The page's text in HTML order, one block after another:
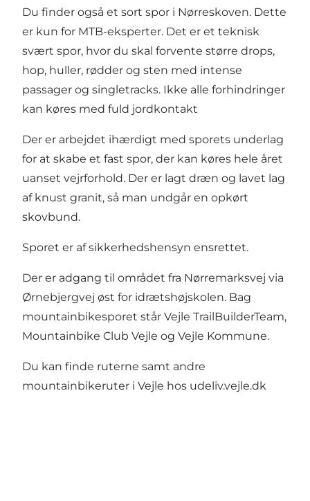
Du finder også et sort spor i Nørreskoven. Dette
er kun for MTB-eksperter. Det er et teknisk
svært spor, hvor du skal forvente større drops,
hop, huller, rødder og sten med intense
passager og singletracks. Ikke alle forhindringer
kan køres med fuld jordkontakt
Der er arbejdet ihærdigt med sporets underlag
for at skabe et fast spor, der kan køres hele året
uanset vejrforhold. Der er lagt dræn og lavet lag
af knust granit, så man undgår en opkørt
skovbund.
Sporet er af sikkerhedshensyn ensrettet.
Der er adgang til området fra Nørremarksvej via
Ørnebjergvej øst for idrætshøjskolen. Bag
mountainbikesporet står Vejle TrailBuilderTeam,
Mountainbike Club Vejle og Vejle Kommune.
Du kan finde ruterne samt andre
mountainbikeruter i Vejle hos udeliv.vejle.dk